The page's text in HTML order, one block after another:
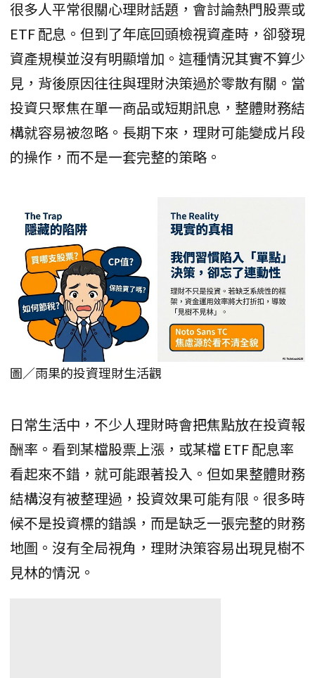
很多人平常很關心理財話題，會討論熱門股票或
ETF 配息。但到了年底回頭檢視資產時，卻發現
資產規模並沒有明顯增加。這種情況其實不算少
見，背後原因往往與理財決策過於零散有關。當
投資只聚焦在單一商品或短期訊息，整體財務結
構就容易被忽略。長期下來，理財可能變成片段
的操作，而不是一套完整的策略。
圖／雨果的投資理財生活觀
日常生活中，不少人理財時會把焦點放在投資報
酬率。看到某檔股票上漲，或某檔 ETF 配息率
看起來不錯，就可能跟著投入。但如果整體財務
結構沒有被整理過，投資效果可能有限。很多時
候不是投資標的錯誤，而是缺乏一張完整的財務
地圖。沒有全局視角，理財決策容易出現見樹不
見林的情況。